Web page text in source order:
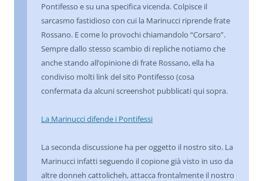
Pontifesso e su una specifica vicenda. Colpisce il
sarcasmo fastidioso con cui la Marinucci riprende frate
Rossano. E come lo provochi chiamandolo “Corsaro”.
Sempre dallo stesso scambio di repliche notiamo che
anche stando all’opinione di frate Rossano, ella ha
condiviso molti link del sito Pontifesso (cosa
confermata da alcuni screenshot pubblicati qui sopra.
La Marinucci difende i Pontifessi
La seconda discussione ha per oggetto il nostro sito. La
Marinucci infatti seguendo il copione già visto in uso da
altre donneh cattolicheh, attacca frontalmente il nostro